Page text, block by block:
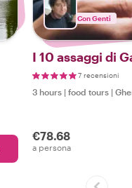
Con Genti
I 10 assaggi di
7 recensioni
3 hours | food tours |
€78.68
a persona